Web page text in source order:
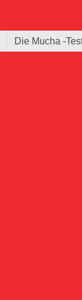
Die Mucha -